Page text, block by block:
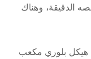
الدقيقة، وهناك
هيكل بلوري مكعب